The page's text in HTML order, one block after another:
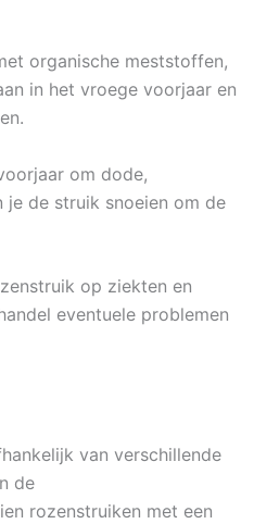
organische meststoffen,
in het vroege voorjaar en
om dode,
de struik snoeien om de
op ziekten en
eventuele problemen
van verschillende
de
rozenstruiken met een